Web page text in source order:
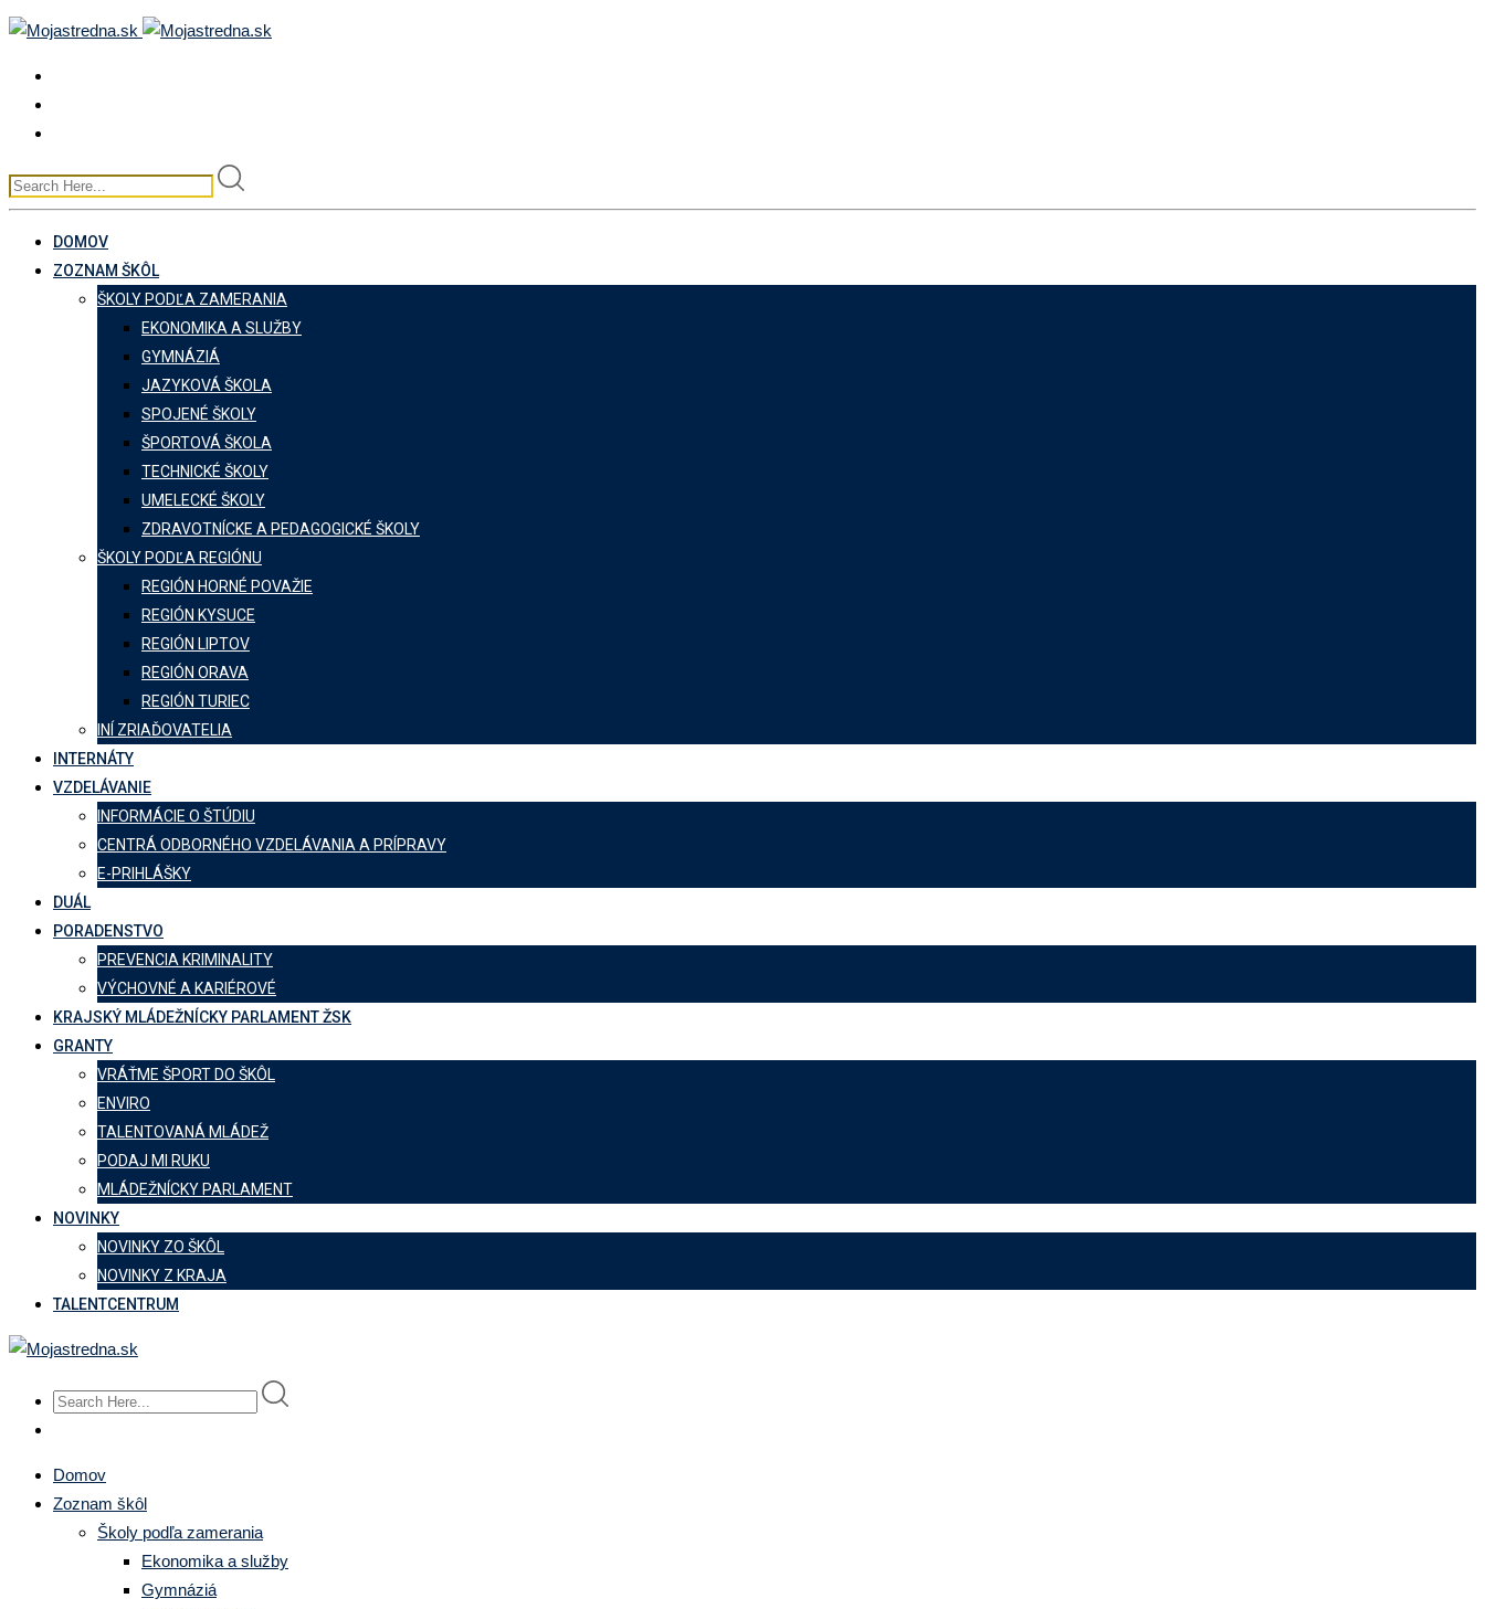
Skip
DOMOV
ZOZNAM ŠKÔL
ŠKOLY PODĽA ZAMERANIA
EKONOMIKA A SLUŽBY
GYMNÁZIÁ
JAZYKOVÁ ŠKOLA
SPOJENÉ ŠKOLY
ŠPORTOVÁ ŠKOLA
TECHNICKÉ ŠKOLY
UMELECKÉ ŠKOLY
ZDRAVOTNÍCKE A PEDAGOGICKÉ ŠKOLY
ŠKOLY PODĽA REGIÓNU
REGIÓN HORNÉ POVAŽIE
REGIÓN KYSUCE
REGIÓN LIPTOV
REGIÓN ORAVA
REGIÓN TURIEC
INÍ ZRIAĎOVATELIA
INTERNÁTY
VZDELÁVANIE
INFORMÁCIE O ŠTÚDIU
CENTRÁ ODBORNÉHO VZDELÁVANIA A PRÍPRAVY
E-PRIHLÁŠKY
DUÁL
PORADENSTVO
PREVENCIA KRIMINALITY
VÝCHOVNÉ A KARIÉROVÉ
KRAJSKÝ MLÁDEŽNÍCKY PARLAMENT ŽSK
GRANTY
VRÁŤME ŠPORT DO ŠKÔL
ENVIRO
TALENTOVANÁ MLÁDEŽ
PODAJ MI RUKU
MLÁDEŽNÍCKY PARLAMENT
NOVINKY
NOVINKY ZO ŠKÔL
NOVINKY Z KRAJA
TALENTCENTRUM
Domov
Zoznam škôl
Školy podľa zamerania
Ekonomika a služby
Gymnáziá